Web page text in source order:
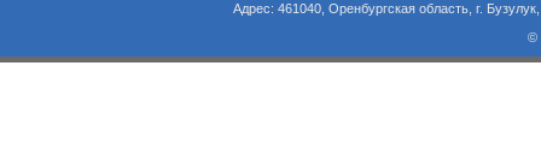
Адрес: 461040, Оренбургская область, г. Бузулук, ул.
©